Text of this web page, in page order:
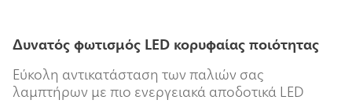
Δυνατός φωτισμός LED κορυφαίας ποιότητας
Εύκολη αντικατάσταση των παλιών σας
λαμπτήρων με πιο ενεργειακά αποδοτικά LED